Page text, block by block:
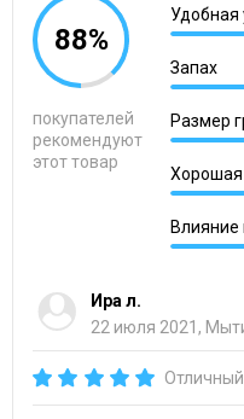
88%
покупателей
рекомендуют
этот товар
Удобная
Запах
Размер
Влияние
Ира л.
22 июля 2021,